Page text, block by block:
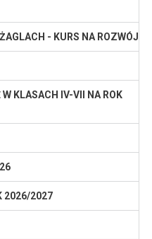
- KURS NA ROZWÓJ
KLASACH IV-VII NA ROK
2026/2027